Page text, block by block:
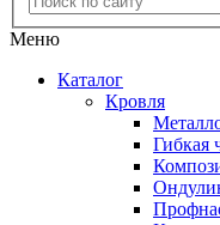
Меню
Каталог
Кровля
Гибкая